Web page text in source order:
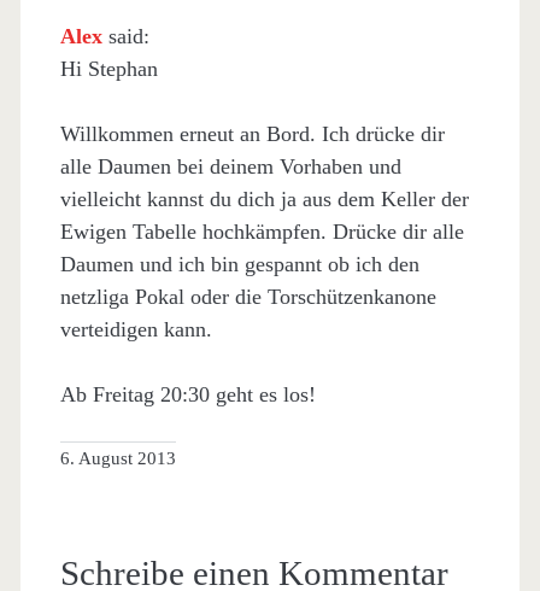
Alex said:
Hi Stephan
Willkommen erneut an Bord. Ich drücke dir
alle Daumen bei deinem Vorhaben und
vielleicht kannst du dich ja aus dem Keller der
Ewigen Tabelle hochkämpfen. Drücke dir alle
Daumen und ich bin gespannt ob ich den
netzliga Pokal oder die Torschützenkanone
verteidigen kann.
Ab Freitag 20:30 geht es los!
6. August 2013
Schreibe einen Kommentar